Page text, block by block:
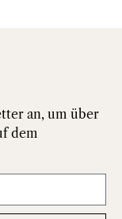
an, um über
dem